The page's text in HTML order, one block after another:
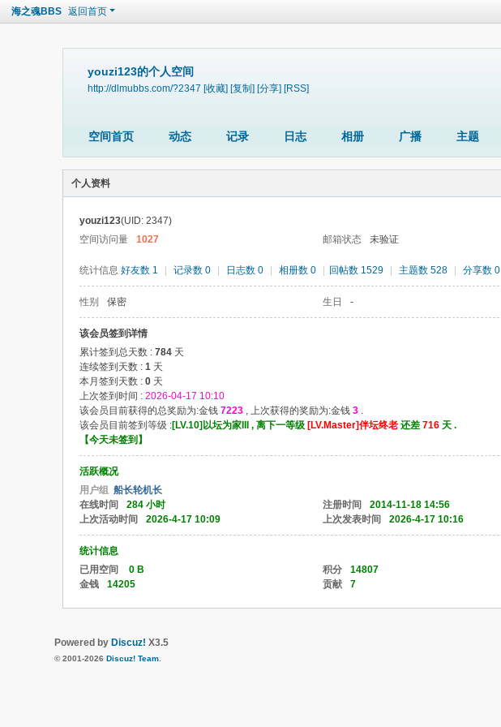
海之魂BBS 返回首页
youzi123的个人空间
http://dlmubbs.com/?2347 [收藏] [复制] [分享] [RSS]
空间首页 动态 记录 日志 相册 广播 主题
个人资料
youzi123(UID: 2347)
空间访问量
1027 邮箱状态 未验证
统计信息 好友数 1 记录数 0 日志数 0 相册数 0 回帖数 1529 主题数 528 分享数 0
性别 保密 生日 -
该会员签到详情
累计签到总天数 : 784 天
连续签到天数 : 1 天
本月签到天数 : 0 天
上次签到时间 : 2026-04-17 10:10
该会员目前获得的总奖励为:金钱 7223 , 上次获得的奖励为:金钱 3 .
该会员目前签到等级 :[LV.10]以坛为家III , 离下一等级 [LV.Master]伴坛终老 还差 716 天 .
【今天未签到 】
活跃概况
用户组 船长轮机长
在线时间
284 小时 注册时间 2014-11-18 14:56
上次活动时间
2026-4-17 10:09 上次发表时间 2026-4-17 10:16
统计信息
已用空间
0 B 积分 14807
金钱
14205 贡献 7
Powered by Discuz! X3.5
© 2001-2026 Discuz! Team